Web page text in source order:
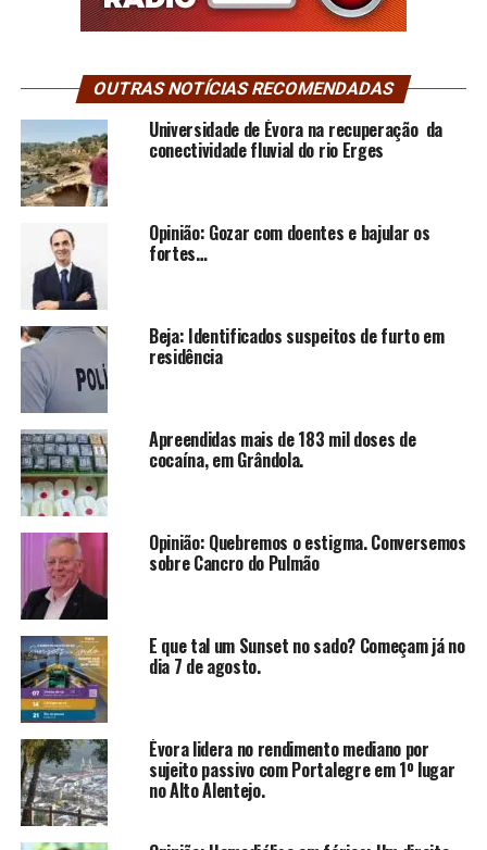
OUTRAS NOTÍCIAS RECOMENDADAS
Universidade de Évora na recuperação da
conectividade fluvial do rio Erges
Opinião: Gozar com doentes e bajular os
fortes…
Beja: Identificados suspeitos de furto em
residência
Apreendidas mais de 183 mil doses de
cocaína, em Grândola.
Opinião: Quebremos o estigma. Conversemos
sobre Cancro do Pulmão
E que tal um Sunset no sado? Começam já no
dia 7 de agosto.
Évora lidera no rendimento mediano por
sujeito passivo com Portalegre em 1º lugar
no Alto Alentejo.